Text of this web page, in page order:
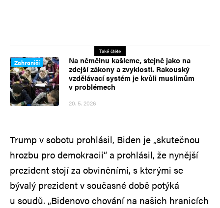
Také čtěte
Zahraničí
Na němčinu kašleme, stejně jako na
zdejší zákony a zvyklosti. Rakouský
vzdělávací systém je kvůli muslimům
v problémech
20. 5. 2026
Trump v sobotu prohlásil, Biden je „skutečnou
hrozbu pro demokracii“ a prohlásil, že nynější
prezident stojí za obviněními, s kterými se
bývalý prezident v současné době potýká
u soudů. „Bidenovo chování na našich hranicích